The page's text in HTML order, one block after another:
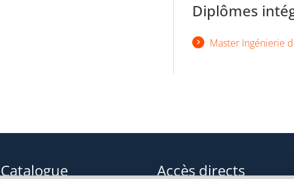
Diplômes
Master Ingénierie
Catalogue Accès directs